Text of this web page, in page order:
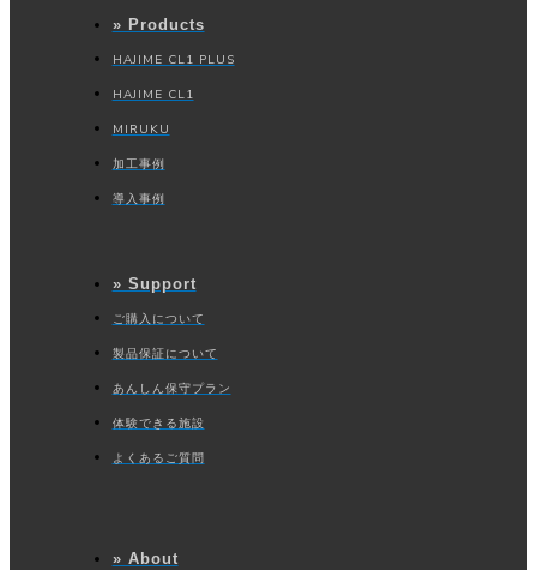
き、その利用目的を明示し、あらためて同意を得るものとします。
4. 個人情報の正確性および安全性の確保
当社、個人情報保護方針は必要に応じ適宜見直しを行い、正確性の確保
また、個人情報の安全性を確保するため、個人情報に対する安全対策を
実施し、個人情報の漏えい、滅失又はき損の防止に努めます。
5. 委託先の監督
個人情報保護管理者を設置するとともに、その役割を明確にし、適切に
個人情報保護に関する活動を行える体制を整備し、さらに継続的な改善
員等）に対して、個人情報保護に関する取組みの周知・徹底を図りま
7. 個人情報の利用目的の通知、開示、訂正、利用停止
で対応いたします。
» Products
HAJIME CL1 PLUS
HAJIME CL1
MIRUKU
加工事例
導入事例
» Support
ご購入について
製品保証について
あんしん保守プラン
体験できる施設
よくあるご質問
» About